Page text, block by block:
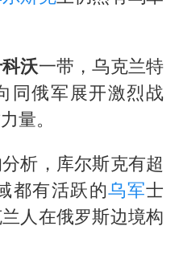
沃一带，乌克兰特
同俄军展开激烈战
量。
析，库尔斯克有超
都有活跃的乌军士
人在俄罗斯边境构